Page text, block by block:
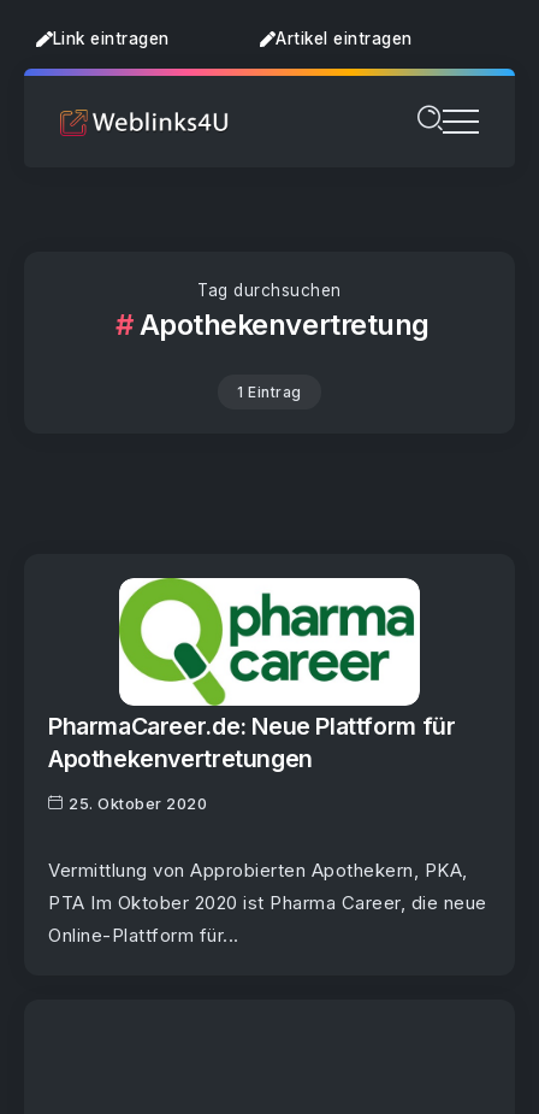
Link eintragen Artikel eintragen
Tag durchsuchen
Apothekenvertretung
1 Eintrag
PharmaCareer.de: Neue Plattform für
Apothekenvertretungen
25. Oktober 2020
Vermittlung von Approbierten Apothekern, PKA,
PTA Im Oktober 2020 ist Pharma Career, die neue
Online-Plattform für...